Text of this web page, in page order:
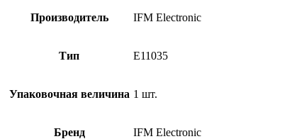
Производитель IFM Electronic
Тип E11035
Упаковочная величина 1 шт.
Бренд IFM Electronic